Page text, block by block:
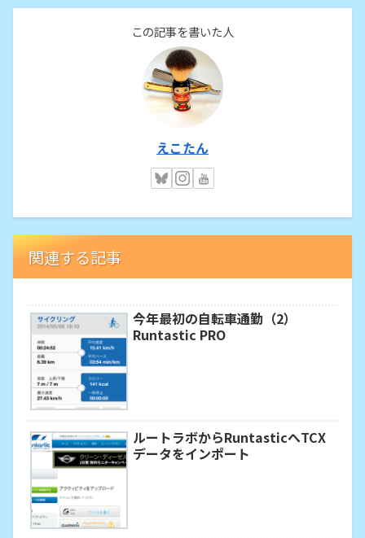
この記事を書いた人
えこたん
関連する記事
今年最初の自転車通勤（2）
Runtastic PRO
ルートラボからRuntasticへTCX
データをインポート